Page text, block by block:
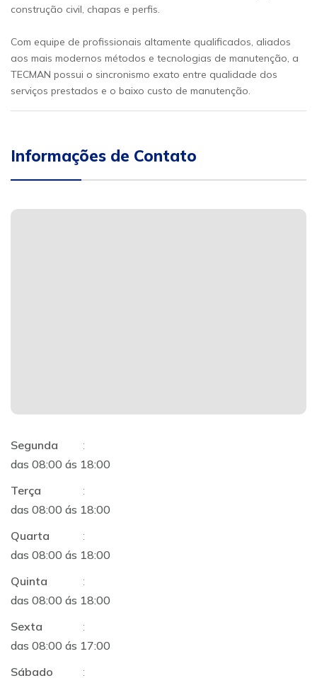
construção civil, chapas e perfis.
Com equipe de profissionais altamente qualificados, aliados
aos mais modernos métodos e tecnologias de manutenção, a
TECMAN possui o sincronismo exato entre qualidade dos
serviços prestados e o baixo custo de manutenção.
Informações de Contato
Segunda
:
das 08:00 ás 18:00
Terça
:
das 08:00 ás 18:00
Quarta
:
das 08:00 ás 18:00
Quinta
:
das 08:00 ás 18:00
Sexta
:
das 08:00 ás 17:00
Sábado
: